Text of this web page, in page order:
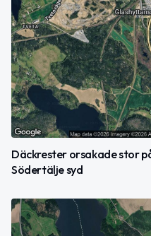
Däckrester orsakade stor
Södertälje syd